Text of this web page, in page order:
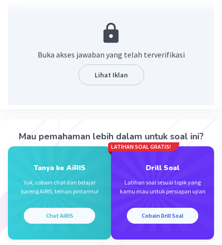
Asumsikan soal, Tentukan besar sudut 𝞪 dan 𝞱!
Ingat konsep berikut :
- Jumlah sudut dalam satu putaran adalah 360°
- Jumlah sudut berpenyiku adalah 90°
Pembahasan :
Pada gambar sudut 𝞪 saling bertolak belakang
dengan sudut 35° maka diperoleh besar sudut 𝞪 =
35° + 𝞱 = 90°
𝞱 = 90° - 35°
𝞱 = 55°
Buka akses jawaban yang telah terverifikasi
Lihat Iklan
Mau pemahaman lebih dalam untuk soal ini?
Tanya ke AiRIS
Yuk, cobain chat dan belajar
bareng AiRIS, teman pintarmu!
Chat AiRIS
LATIHAN SOAL GRATIS!
Drill Soal
Latihan soal sesuai topik yang
kamu mau untuk persiapan ujian
Cobain Drill Soal